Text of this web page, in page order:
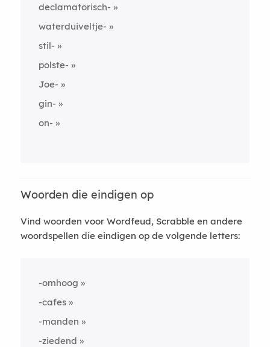
declamatorisch-
waterduiveltje-
stil-
polste-
Joe-
gin-
on-
Woorden die eindigen op
Vind woorden voor Wordfeud, Scrabble en andere
woordspellen die eindigen op de volgende letters:
-omhoog
-cafes
-manden
-ziedend